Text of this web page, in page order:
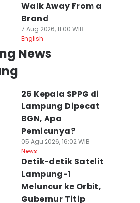
Walk Away From a
Brand
7 Aug 2026, 11:00 WIB
English
News
26 Kepala SPPG di
Lampung Dipecat
BGN, Apa
Pemicunya?
05 Agu 2026, 16:02 WIB
News
Detik-detik Satelit
Lampung-1
Meluncur ke Orbit,
Gubernur Titip